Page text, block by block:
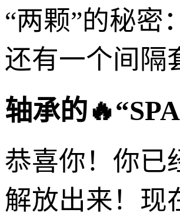
“两颗”的秘密
还有一个间隔
轴承的
恭喜你！你已
解放出来！现